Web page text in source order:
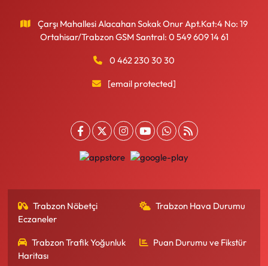
Çarşı Mahallesi Alacahan Sokak Onur Apt.Kat:4 No: 19
Ortahisar/Trabzon GSM Santral: 0 549 609 14 61
0 462 230 30 30
[email protected]
Trabzon Nöbetçi
Eczaneler
Trabzon Hava Durumu
Trabzon Trafik Yoğunluk
Haritası
Puan Durumu ve Fikstür